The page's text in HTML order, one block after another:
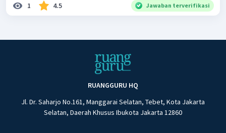
1 4.5 Jawaban terverifikasi
RUANGGURU HQ
Jl. Dr. Saharjo No.161, Manggarai Selatan, Tebet, Kota Jakarta
Selatan, Daerah Khusus Ibukota Jakarta 12860